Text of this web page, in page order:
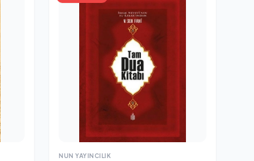
NUN YAYINCILIK